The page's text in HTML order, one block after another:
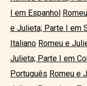
I em Espanhol
e Julieta; Parte I em
Italiano Romeu e
Julieta; Parte I em
Português Romeu e